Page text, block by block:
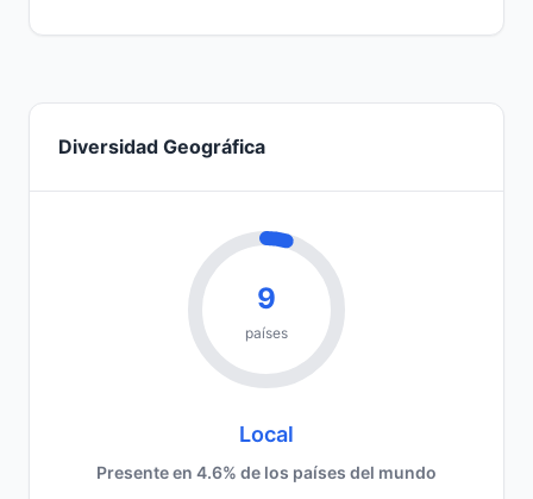
Diversidad Geográfica
9
países
Local
Presente en 4.6% de los países del mundo